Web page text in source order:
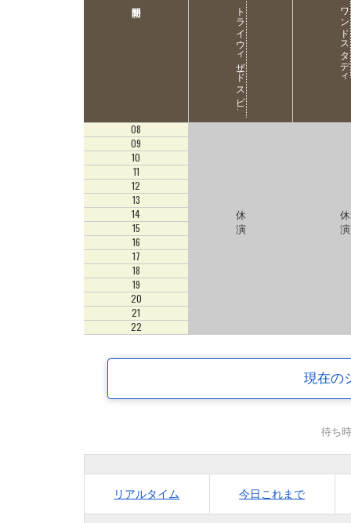
ト
ラ
イ
ウ
ィ
ザ
ード
ス
ピ
リ
ッ
ト
ラ
リ
ー
ワンドスタディ
08
09
10
11
12
13
14
休 休
15 演 演
16
17
18
19
20
21
22
現在の
待ち
リアルタイム 今日これまで